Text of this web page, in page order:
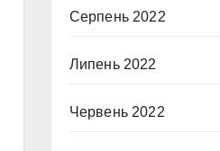
Серпень 2022
Липень 2022
Червень 2022